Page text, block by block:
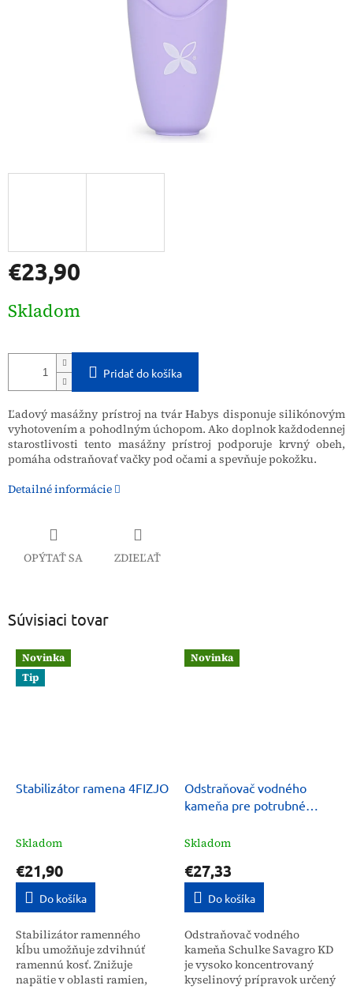
€23,90
cena:
Skladom
Pridať do košíka
Ľadový masážny prístroj na tvár Habys disponuje silikónovým
vyhotovením a pohodlným úchopom. Ako doplnok každodennej
starostlivosti tento masážny prístroj podporuje krvný obeh,
pomáha odstraňovať vačky pod očami a spevňuje pokožku.
Detailné informácie
OPÝTAŤ SA ZDIEĽAŤ
Súvisiaci tovar
Novinka
Tip
Stabilizátor ramena 4FIZJO
Skladom
€21,90
Do košíka
Stabilizátor ramenného
kĺbu umožňuje zdvihnúť
ramennú kosť. Znižuje
napätie v oblasti ramien,
Novinka
Odstraňovač vodného
kameňa pre potrubné
Savagro KD 5 kg
Skladom
€27,33
Do košíka
Odstraňovač vodného
kameňa Schulke Savagro KD
je vysoko koncentrovaný
kyselinový prípravok určený